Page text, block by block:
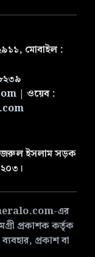
মোবাইল :
| ওয়েব :
নজরুল ইসলাম সড়ক
এর
প্রকাশক কর্তৃক
প্রকাশ বা